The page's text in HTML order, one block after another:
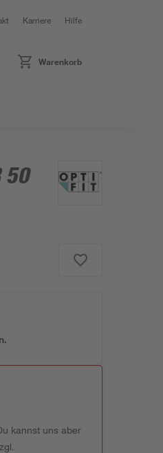
Karriere Hilfe
Warenkorb
50
kannst uns aber